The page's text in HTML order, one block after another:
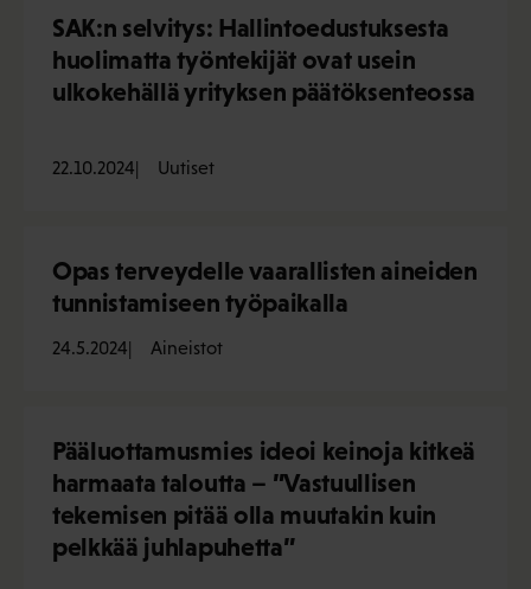
SAK:n selvitys: Hallintoedustuksesta
huolimatta työntekijät ovat usein
ulkokehällä yrityksen päätöksenteossa
22.10.2024 Uutiset
Opas terveydelle vaarallisten aineiden
tunnistamiseen työpaikalla
24.5.2024 Aineistot
Pääluottamusmies ideoi keinoja kitkeä
harmaata taloutta – ”Vastuullisen
tekemisen pitää olla muutakin kuin
pelkkää juhlapuhetta”